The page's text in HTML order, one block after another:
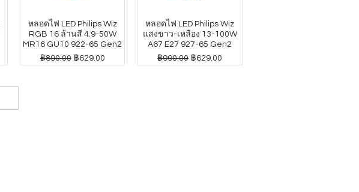
หลอดไฟ LED Philips Wiz
RGB 16 ล้านสี 4.9-50W
MR16 GU10 922-65 Gen2
ราคาปกติ
฿890.00 ราคาขายลด
฿629.00
หลอดไฟ LED Philips Wiz
แสงขาว-เหลือง 13-100W
A67 E27 927-65 Gen2
ราคาปกติ
฿990.00 ราคาขายลด
฿629.00